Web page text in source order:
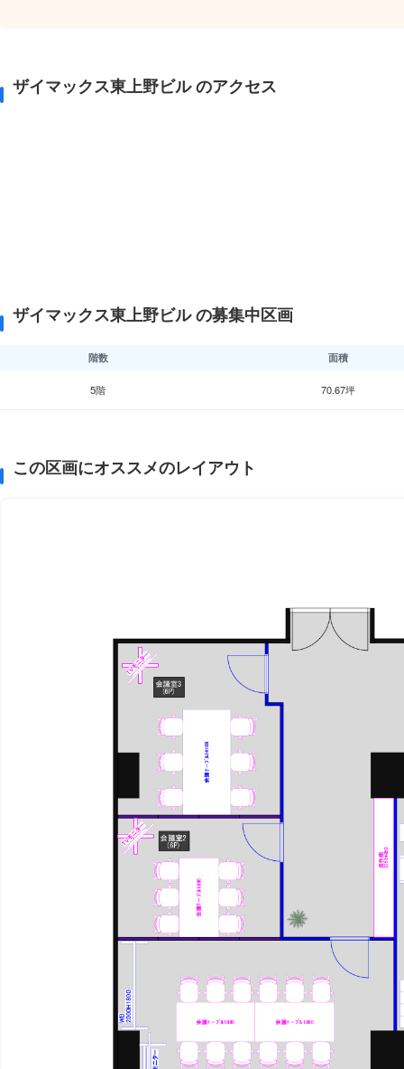
ザイマックス東上野ビル のアクセス
ザイマックス東上野ビル の募集中区画
階数 面積
5階 70.67坪
この区画にオススメのレイアウト